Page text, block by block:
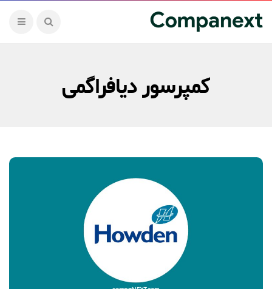
کمپرسور دیافراگمی